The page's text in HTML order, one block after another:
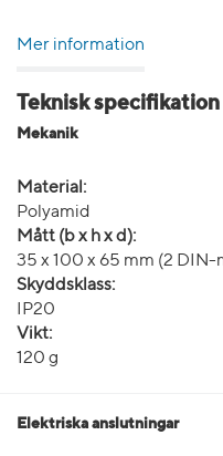
Mer information
Teknisk specifikation
Mekanik
Material:
Polyamid
Mått (b x h x d):
35 x 100 x 65 mm (2 DIN-
Skyddsklass:
IP20
Vikt:
120 g
Elektriska anslutningar